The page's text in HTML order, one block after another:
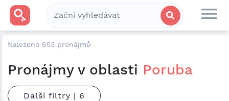
Nalezeno 653 pronájmů
Pronájmy v oblasti Poruba
Další filtry |